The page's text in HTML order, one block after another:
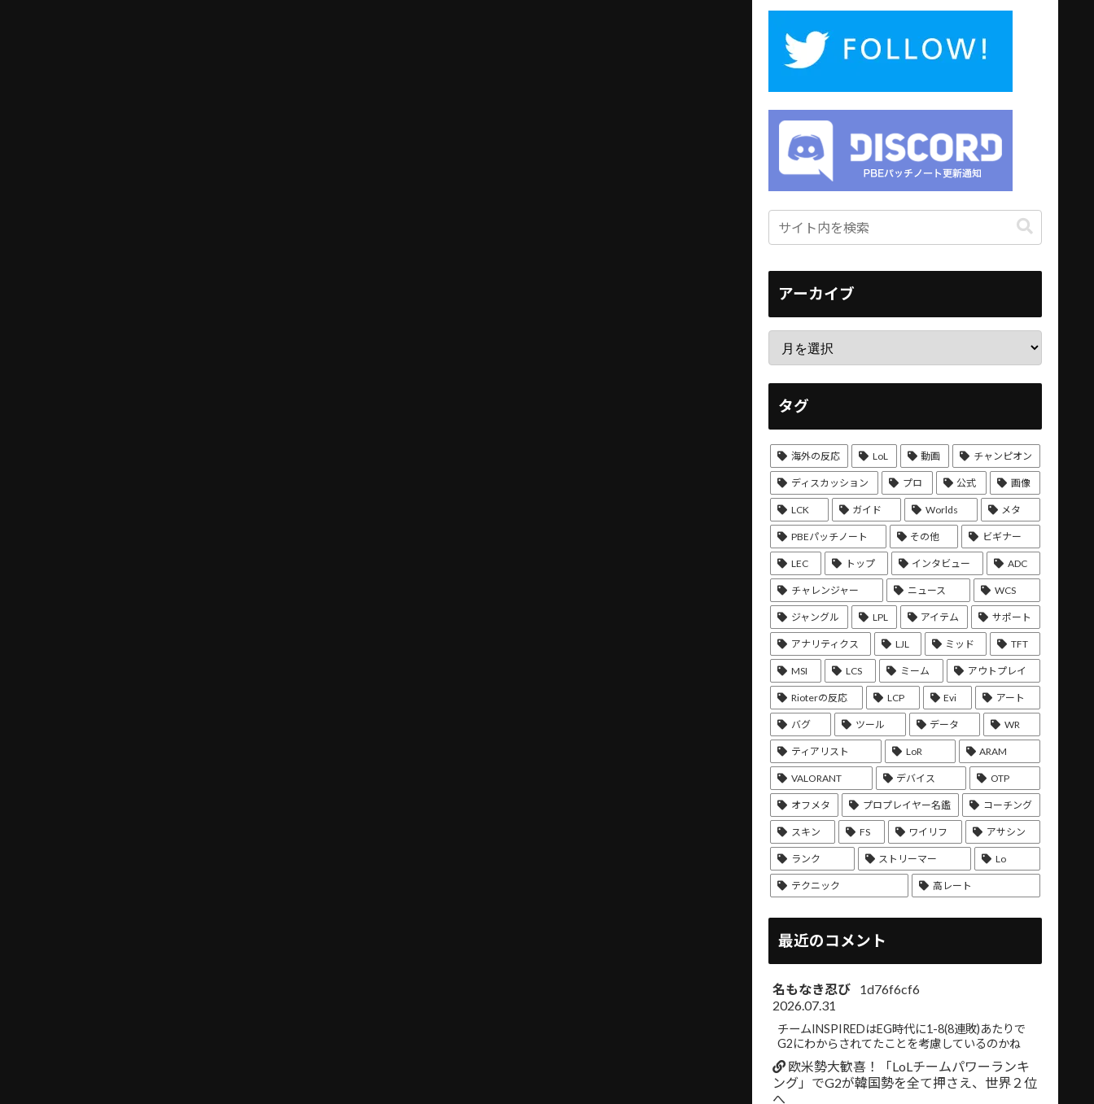
アーカイブ
タグ
海外の反応 LoL 動画 チャンピオン
ディスカッション プロ 公式 画像
LCK ガイド Worlds メタ
PBEパッチノート その他 ビギナー
LEC トップ インタビュー ADC
チャレンジャー ニュース WCS
ジャングル LPL アイテム サポート
アナリティクス LJL ミッド TFT
MSI LCS ミーム アウトプレイ
Rioterの反応 LCP Evi アート
バグ ツール データ WR
ティアリスト LoR ARAM
VALORANT デバイス OTP
オフメタ プロプレイヤー名鑑 コーチング
スキン FS ワイリフ アサシン
ランク ストリーマー Lo
テクニック 高レート
最近のコメント
名もなき忍び
1d76f6cf6
2026.07.31
チームINSPIREDはEG時代に1-8(8連敗)あたりで
G2にわからされてたことを考慮しているのかね
欧米勢大歓喜！「LoLチームパワーランキ
ング」でG2が韓国勢を全て押さえ、世界２位
へ